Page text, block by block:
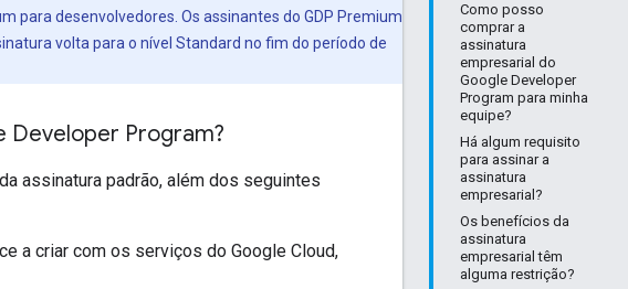
Como posso
comprar a
assinatura
empresarial do
Google Developer
Program para minha
equipe?
Há algum requisito
para assinar a
assinatura
empresarial?
Os benefícios da
assinatura
empresarial têm
alguma restrição?
para desenvolvedores. Os assinantes do GDP Premium
volta para o nível Standard no fim do período de
Developer Program?
assinatura padrão, além dos seguintes
a criar com os serviços do Google Cloud,